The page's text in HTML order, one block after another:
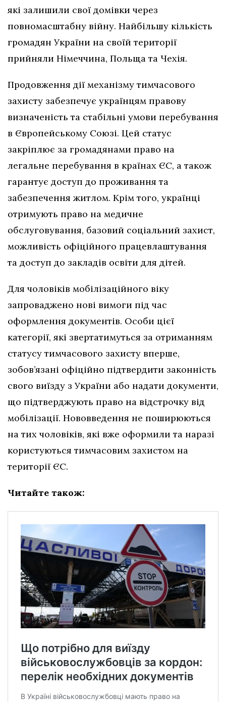
які залишили свої домівки через
повномасштабну війну. Найбільшу кількість
громадян України на своїй території
прийняли Німеччина, Польща та Чехія.
Продовження дії механізму тимчасового
захисту забезпечує українцям правову
визначеність та стабільні умови перебування
в Європейському Союзі. Цей статус
закріплює за громадянами право на
легальне перебування в країнах ЄС, а також
гарантує доступ до проживання та
забезпечення житлом. Крім того, українці
отримують право на медичне
обслуговування, базовий соціальний захист,
можливість офіційного працевлаштування
та доступ до закладів освіти для дітей.
Для чоловіків мобілізаційного віку
запроваджено нові вимоги під час
оформлення документів. Особи цієї
категорії, які звертатимуться за отриманням
статусу тимчасового захисту вперше,
зобов’язані офіційно підтвердити законність
свого виїзду з України або надати документи,
що підтверджують право на відстрочку від
мобілізації. Нововведення не поширюються
на тих чоловіків, які вже оформили та наразі
користуються тимчасовим захистом на
території ЄС.
Читайте також: